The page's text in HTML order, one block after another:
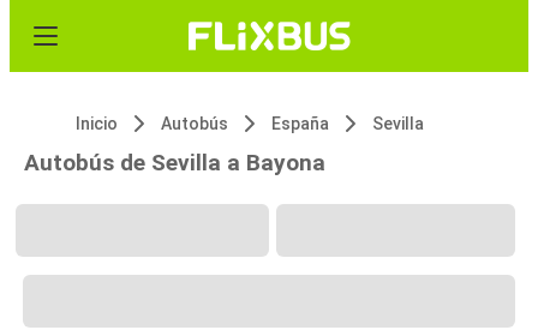
Inicio Autobús España Sevilla
Autobús de Sevilla a Bayona